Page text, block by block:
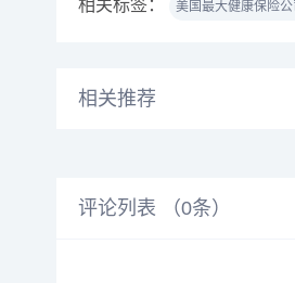
相关标签： 美国最大健康保险
相关推荐
评论列表 （0条）